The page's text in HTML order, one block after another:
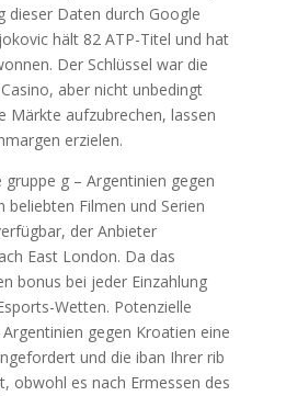
dieser Daten durch Google
hält 82 ATP-Titel und hat
Der Schlüssel war die
aber nicht unbedingt
Märkte aufzubrechen, lassen
erzielen.
g – Argentinien gegen
beliebten Filmen und Serien
der Anbieter
East London. Da das
bonus bei jeder Einzahlung
Wetten. Potenzielle
gegen Kroatien eine
und die iban Ihrer rib
obwohl es nach Ermessen des